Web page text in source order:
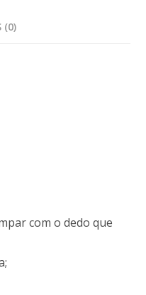
(0)
com o dedo que